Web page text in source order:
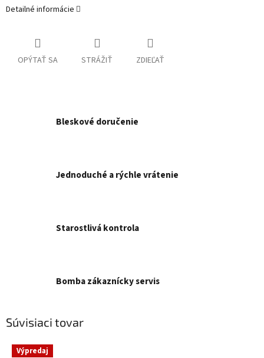
Detailné informácie
OPÝTAŤ SA STRÁŽIŤ ZDIEĽAŤ
Bleskové doručenie
Jednoduché a rýchle vrátenie
Starostlivá kontrola
Bomba zákaznícky servis
Súvisiaci tovar
Výpredaj